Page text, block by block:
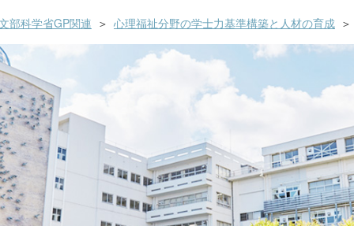
部科学省GP関連 心理福祉分野の学士力基準構築と人材の育成